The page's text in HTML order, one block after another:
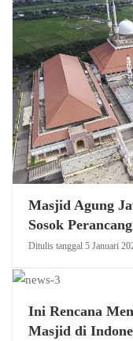
Masjid Agung
Sosok
Ditulis tanggal 5 Januari
Ini Rencana
Masjid di